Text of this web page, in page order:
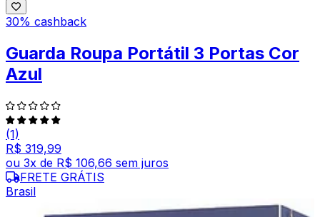
30% cashback
Guarda Roupa Portátil 3 Portas Cor
Azul
(1)
R$ 319,99
ou 3x de R$ 106,66 sem juros
FRETE GRÁTIS
Brasil